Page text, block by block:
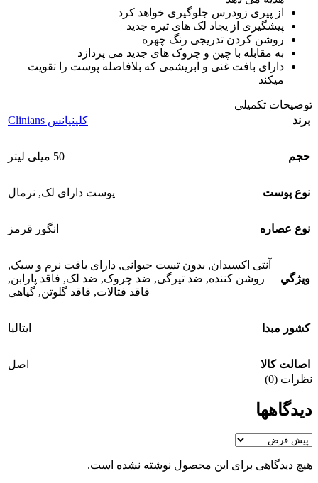
از پیری زودرس جلوگیری خواهد کرد
پیشگیری از یجاد لک های تیره جدید
روشن کردن تدریجی رنگ چهره
به مقابله با چین و چروک های جدید می پردازد
دارای بافت غنی و ابریشمی که بلافاصله پوست را تقویت
میکند
توضیحات تکمیلی
برند
کلینیانس Clinians
حجم 50 میلی لیتر
نوع پوست پوست دارای لک, نرمال
نوع عصاره انگور قرمز
ويژگي
آنتی اکسیدان, بدون تست حیوانی, دارای بافت نرم و سبک,
روشن کننده, ضد تیرگی, ضد چروک, ضد لک, فاقد پارابن,
فاقد فتالات, فاقد گلوتن, گیاهی
کشور مبدا ایتالیا
اصالت کالا
اصل
نظرات (0)
دیدگاهها
هیچ دیدگاهی برای این محصول نوشته نشده است.